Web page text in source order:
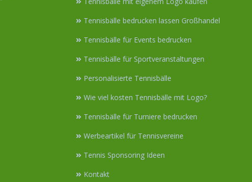
Tennisbälle bedrucken lassen Großhandel
Tennisbälle für Events bedrucken
Tennisbälle für Sportveranstaltungen
Personalisierte Tennisbälle
Wie viel kosten Tennisbälle mit Logo?
Tennisbälle für Turniere bedrucken
Werbeartikel für Tennisvereine
Tennis Sponsoring Ideen
Kontakt